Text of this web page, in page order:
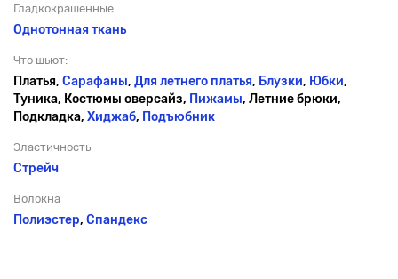
Гладкокрашенные
Однотонная ткань
Что шьют:
Платья, Сарафаны, Для летнего платья, Блузки, Юбки,
Туника, Костюмы оверсайз, Пижамы, Летние брюки,
Подкладка, Хиджаб, Подъюбник
Эластичность
Стрейч
Волокна
Полиэстер, Спандекс